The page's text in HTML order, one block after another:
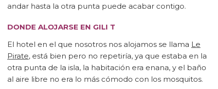
andar hasta la otra punta puede acabar contigo.
DONDE ALOJARSE EN GILI T
El hotel en el que nosotros nos alojamos se llama Le
Pirate, está bien pero no repetiría, ya que estaba en la
otra punta de la isla, la habitación era enana, y el baño
al aire libre no era lo más cómodo con los mosquitos.